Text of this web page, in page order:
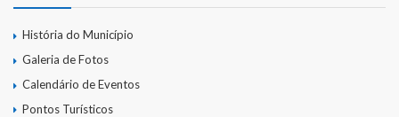
História do Município
Galeria de Fotos
Calendário de Eventos
Pontos Turísticos